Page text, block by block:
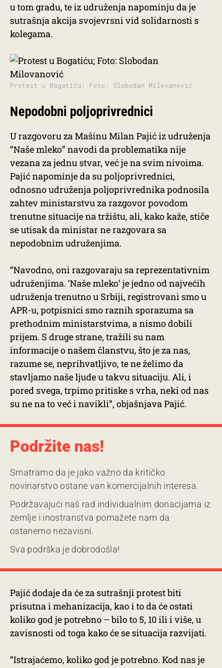
u tom gradu, te iz udruženja napominju da je
sutrašnja akcija svojevrsni vid solidarnosti s
kolegama.
Protest u Bogatiću; Foto: Slobodan Milovanović
Nepodobni poljoprivrednici
U razgovoru za Mašinu Milan Pajić iz udruženja
“Naše mleko” navodi da problematika nije
vezana za jednu stvar, već je na svim nivoima.
Pajić napominje da su poljoprivrednici,
odnosno udruženja poljoprivrednika podnosila
zahtev ministarstvu za razgovor povodom
trenutne situacije na tržištu, ali, kako kaže, stiče
se utisak da ministar ne razgovara sa
nepodobnim udruženjima.
“Navodno, oni razgovaraju sa reprezentativnim
udruženjima. ‘Naše mleko’ je jedno od najvećih
udruženja trenutno u Srbiji, registrovani smo u
APR-u, potpisnici smo raznih sporazuma sa
prethodnim ministarstvima, a nismo dobili
prijem. S druge strane, tražili su nam
informacije o našem članstvu, što je za nas,
razume se, neprihvatljivo, te ne želimo da
stavljamo naše ljude u takvu situaciju. Ali, i
pored svega, trpimo pritiske s vrha, neki od nas
su ne na to već i navikli”, objašnjava Pajić.
Podržite nas!
Smatramo da je jako važno da kritičko
novinarstvo ostane van komercijalnih interesa.
Podržavajući naš rad individualnim donacijama iz
zemlje i inostranstva pomažete nam da
ostanemo nezavisni.
Sva podrška je dobrodošla!
Pajić dodaje da će za sutrašnji protest biti
prisutna i mehanizacija, kao i to da će ostati
koliko god je potrebno – bilo to 5, 10 ili i više, u
zavisnosti od toga kako će se situacija razvijati.
“Istrajaćemo, koliko god je potrebno. Kod nas je